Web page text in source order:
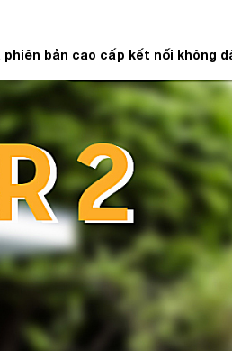
phiên bản cao cấp kết nối